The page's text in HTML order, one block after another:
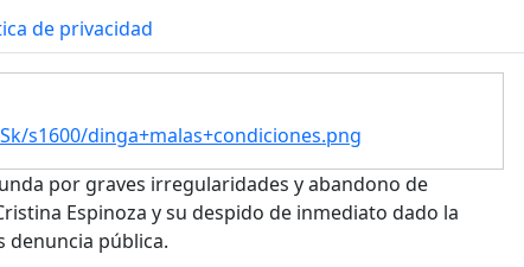
de privacidad
s1600/dinga+malas+condiciones.png
por graves irregularidades y abandono de
Espinoza y su despido de inmediato dado la
denuncia pública.